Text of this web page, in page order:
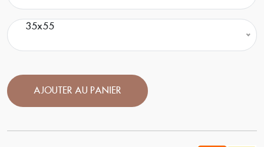
35x55
AJOUTER AU PANIER